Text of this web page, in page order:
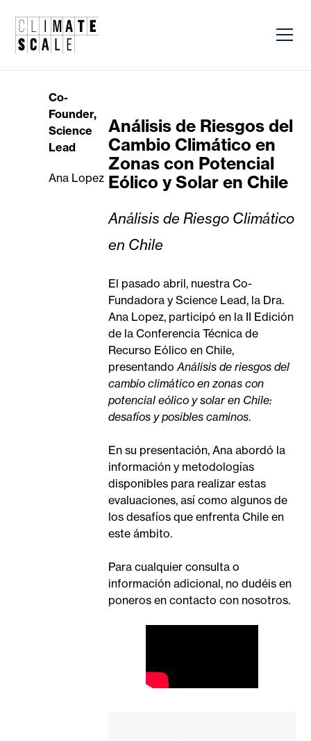
Co-
Founder,
Science
Lead
Ana Lopez
Análisis de Riesgos del
Cambio Climático en
Zonas con Potencial
Eólico y Solar en Chile
Análisis de Riesgo Climático
en Chile
El pasado abril, nuestra Co-
Fundadora y Science Lead, la Dra.
Ana Lopez, participó en la II Edición
de la Conferencia Técnica de
Recurso Eólico en Chile,
presentandoAnálisis de riesgos del
cambio climático en zonas con
potencial eólico y solar en Chile:
desafíos y posibles caminos.
En su presentación, Ana abordó la
información y metodologías
disponibles para realizar estas
evaluaciones, así como algunos de
los desafíos que enfrenta Chile en
este ámbito.
Para cualquier consulta o
información adicional, no dudéis en
poneros en contacto con nosotros.